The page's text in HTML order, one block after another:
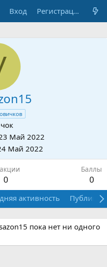
Вход Регистрация
Май 2022
Май 2022
0
Баллы
0
активность
пока нет ни одного